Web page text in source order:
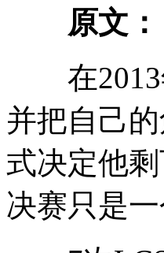
原文：
在2013
并把自己
式决定他
决赛只是一